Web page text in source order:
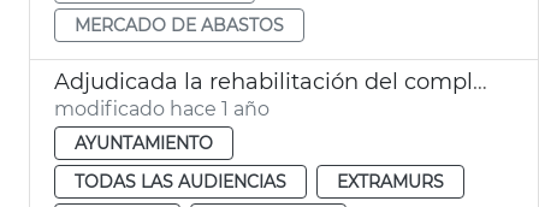
MERCADO DE ABASTOS
Adjudicada la rehabilitación del complejo de Abastos de València
modificado hace 1 año
AYUNTAMIENTO
TODAS LAS AUDIENCIAS
EXTRAMURS